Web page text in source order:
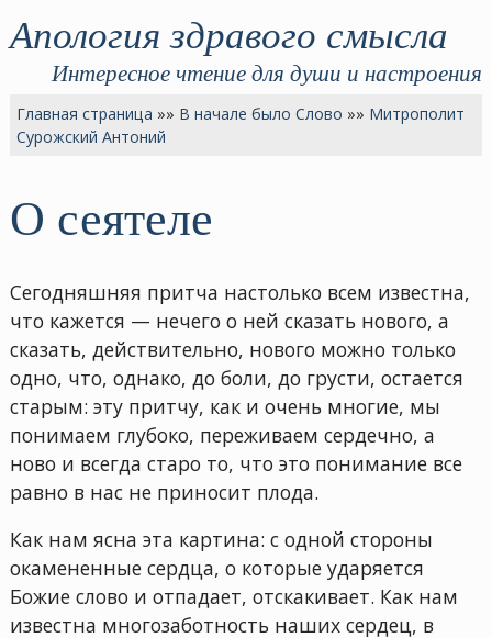
Апология здравого смысла
Интересное чтение для души и настроения
Главная страница »» В начале было Слово »» Митрополит
Сурожский Антоний
О сеятеле
Сегодняшняя притча настолько всем известна,
что кажется — нечего о ней сказать нового, а
сказать, действительно, нового можно только
одно, что, однако, до боли, до грусти, остается
старым: эту притчу, как и очень многие, мы
понимаем глубоко, переживаем сердечно, а
ново и всегда старо то, что это понимание все
равно в нас не приносит плода.
Как нам ясна эта картина: с одной стороны
окамененные сердца, о которые ударяется
Божие слово и отпадает, отскакивает. Как нам
известна многозаботность наших сердец, в